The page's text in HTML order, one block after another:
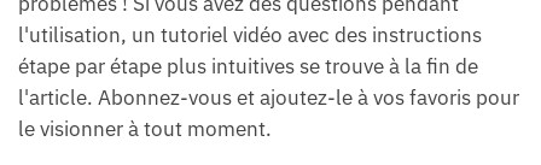
l'utilisation, un tutoriel vidéo avec des instructions
étape par étape plus intuitives se trouve à la fin de
l'article. Abonnez-vous et ajoutez-le à vos favoris pour
le visionner à tout moment.